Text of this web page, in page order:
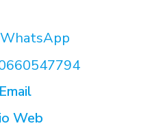
WhatsApp
Email
Web